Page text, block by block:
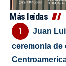
Más leídas
Juan
ceremonia de